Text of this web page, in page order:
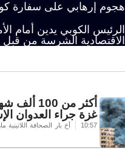
هجوم إرهابي على سفارة
الرئيس الكوبي يدين أمام
الاقتصادية الشرسة من
أكثر من
غزة جراء العدوان
10:57 أخ بار الصحافة اللاتينية